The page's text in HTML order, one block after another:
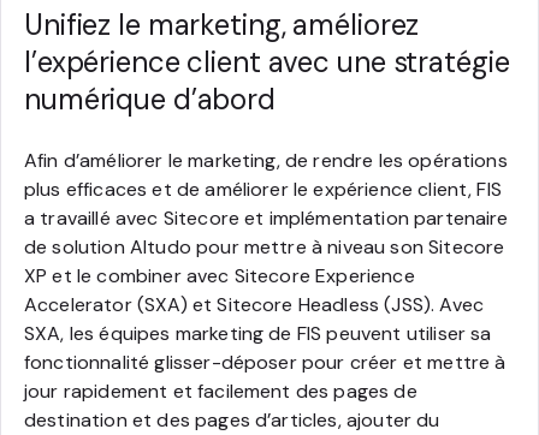
Unifiez le marketing, améliorez
l’expérience client avec une stratégie
numérique d’abord
Afin d’améliorer le marketing, de rendre les opérations
plus efficaces et de améliorer le expérience client, FIS
a travaillé avec Sitecore et implémentation partenaire
de solution Altudo pour mettre à niveau son Sitecore
XP et le combiner avec Sitecore Experience
Accelerator (SXA) et Sitecore Headless (JSS). Avec
SXA, les équipes marketing de FIS peuvent utiliser sa
fonctionnalité glisser-déposer pour créer et mettre à
jour rapidement et facilement des pages de
destination et des pages d’articles, ajouter du